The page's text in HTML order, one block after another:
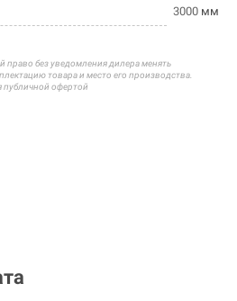
3000 мм
право без уведомления дилера менять
товара и место его производства.
публичной офертой